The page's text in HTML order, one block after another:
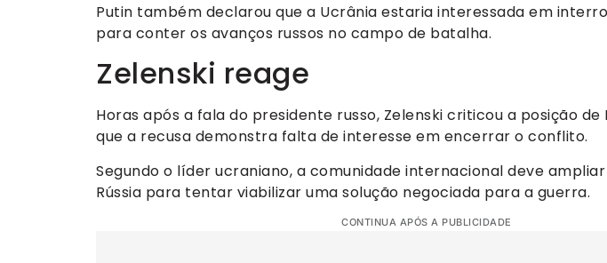
Putin também declarou que a Ucrânia estaria interessada em
para conter os avanços russos no campo de batalha.
Zelenski reage
Horas após a fala do presidente russo, Zelenski criticou a posição de
que a recusa demonstra falta de interesse em encerrar o conflito.
Segundo o líder ucraniano, a comunidade internacional deve
Rússia para tentar viabilizar uma solução negociada para a guerra.
CONTINUA APÓS A PUBLICIDADE